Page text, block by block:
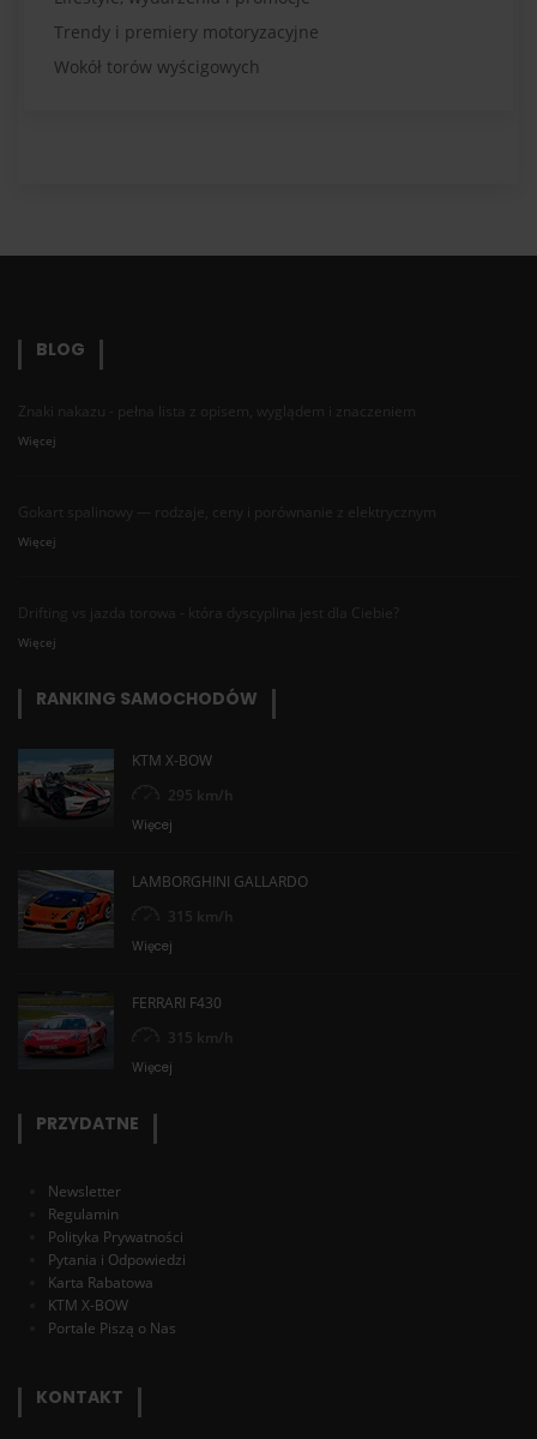
Trendy i premiery motoryzacyjne
Wokół torów wyścigowych
BLOG
Znaki nakazu - pełna lista z opisem, wyglądem i znaczeniem
Więcej
Gokart spalinowy — rodzaje, ceny i porównanie z elektrycznym
Więcej
Drifting vs jazda torowa - która dyscyplina jest dla Ciebie?
Więcej
RANKING SAMOCHODÓW
KTM X-BOW
295 km/h
Więcej
LAMBORGHINI GALLARDO
315 km/h
Więcej
FERRARI F430
315 km/h
Więcej
PRZYDATNE
Newsletter
Regulamin
Polityka Prywatności
Pytania i Odpowiedzi
Karta Rabatowa
KTM X-BOW
Portale Piszą o Nas
KONTAKT